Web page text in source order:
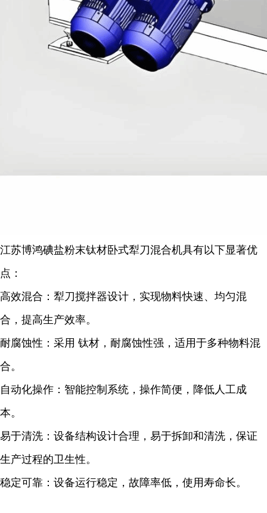
江苏博鸿碘盐粉末钛材卧式犁刀混合机具有以下显著优
点：
高效混合：犁刀搅拌器设计，实现物料快速、均匀混
合，提高生产效率。
耐腐蚀性：采用 钛材，耐腐蚀性强，适用于多种物料混
合。
自动化操作：智能控制系统，操作简便，降低人工成
本。
易于清洗：设备结构设计合理，易于拆卸和清洗，保证
生产过程的卫生性。
稳定可靠：设备运行稳定，故障率低，使用寿命长。